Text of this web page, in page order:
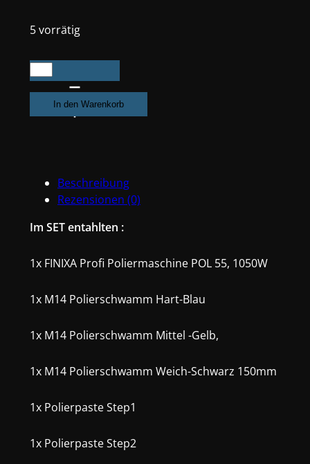
5 vorrätig
FINIXA
Profi
Poliermaschine
POL55
Hart/Mittel/Weich
Polierpaste
Step
+
Microfasertuch
In den Warenkorb
Beschreibung
Rezensionen (0)
Im SET entahlten :
1x FINIXA Profi Poliermaschine POL 55, 1050W
1x M14 Polierschwamm Hart-Blau
1x M14 Polierschwamm Mittel -Gelb,
1x M14 Polierschwamm Weich-Schwarz 150mm
1x Polierpaste Step1
1x Polierpaste Step2